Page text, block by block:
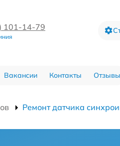
101-14-79
Вакансии Контакты Отзывы
Ремонт датчика